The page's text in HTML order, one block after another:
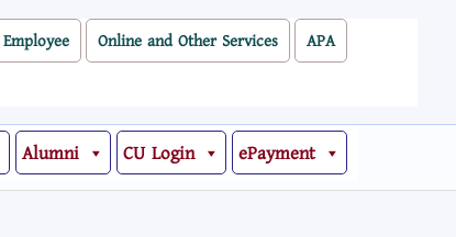
Employee Online and Other Services
APA
Alumni CU Login ePayment